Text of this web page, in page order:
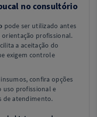
no consultório
pode ser utilizado antes
profissional.
a aceitação do
exigem controle
confira opções
profissional e
de atendimento.